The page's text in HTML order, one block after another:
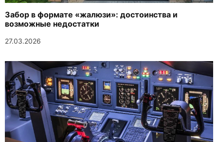
Забор в формате «жалюзи»: достоинства и
возможные недостатки
27.03.2026